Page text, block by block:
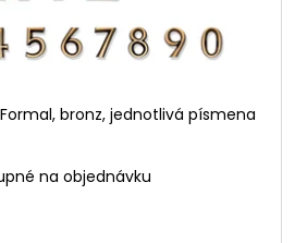
bronz, jednotlivá písmena
na objednávku